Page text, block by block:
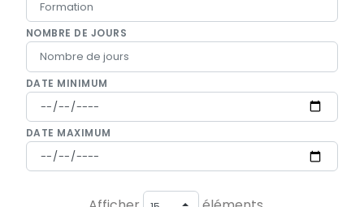
NOMBRE DE JOURS
DATE MINIMUM
DATE MAXIMUM